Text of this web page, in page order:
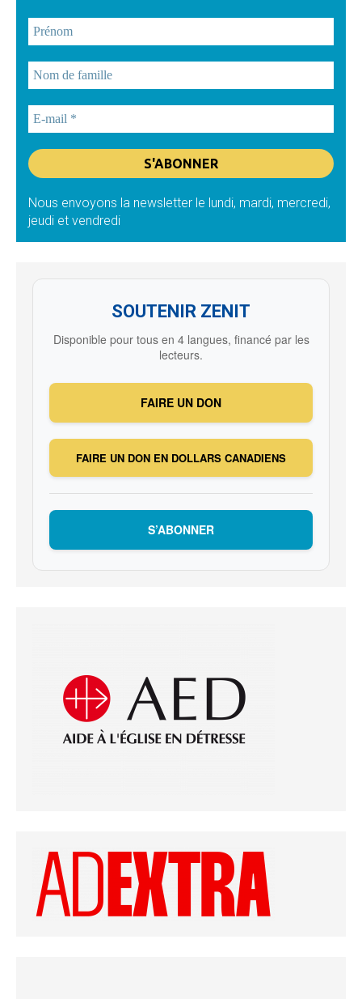
Nous envoyons la newsletter le lundi, mardi, mercredi,
jeudi et vendredi
SOUTENIR ZENIT
Disponible pour tous en 4 langues, financé par les
lecteurs.
FAIRE UN DON
FAIRE UN DON EN DOLLARS CANADIENS
S’ABONNER